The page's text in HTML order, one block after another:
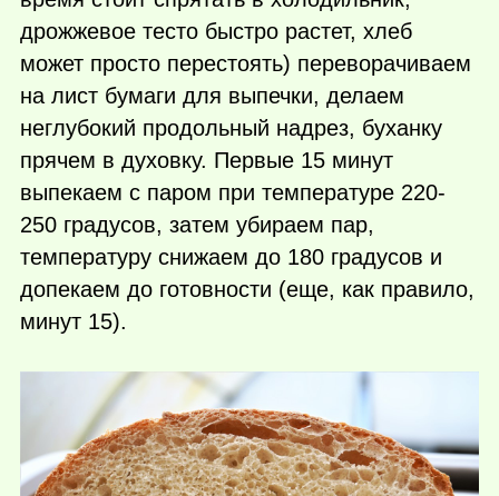
дрожжевое тесто быстро растет, хлеб
может просто перестоять) переворачиваем
на лист бумаги для выпечки, делаем
неглубокий продольный надрез, буханку
прячем в духовку. Первые 15 минут
выпекаем с паром при температуре 220-
250 градусов, затем убираем пар,
температуру снижаем до 180 градусов и
допекаем до готовности (еще, как правило,
минут 15).